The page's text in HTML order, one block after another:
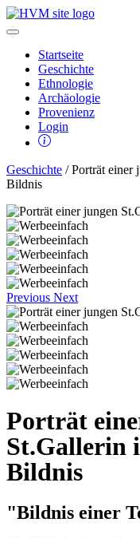
Startseite
Geschichte
Ethnologie
Archäologie
Provenienz
Login
Geschichte / Porträt einer
Bildnis
Previous Next
Porträt
St.Gallerin
Bildnis
"Bildnis einer